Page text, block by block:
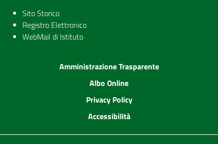
Sito Storico
Registro Elettronico
WebMail di Istituto
Amministrazione Trasparente
Albo Online
Privacy Policy
Accessibilità